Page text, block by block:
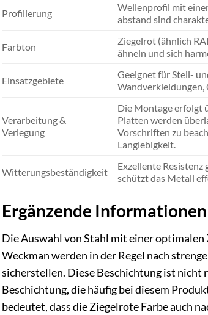
Profilierung
Wellenprofil mit
abstand sind
Farbton
Ziegelrot (ähnlich
ähneln und sich
Einsatzgebiete
Geeignet für Steil-
Wandverkleidungen,
Verarbeitung &
Verlegung
Die Montage erfolgt
Platten werden
Vorschriften zu
Langlebigkeit.
Witterungsbeständigkeit
Exzellente Resistenz
schützt das Metall
Ergänzende
Die Auswahl von Stahl mit einer
Weckman werden in der Regel nach
sicherstellen. Diese Beschichtung ist nicht
Beschichtung, die häufig bei diesem
bedeutet, dass die Ziegelrote Farbe auch